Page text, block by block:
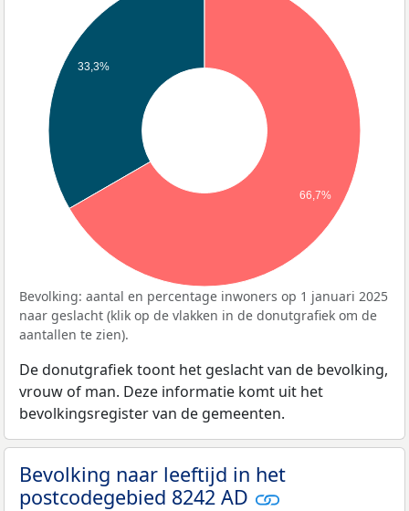
33,3%
66,7%
Bevolking: aantal en percentage inwoners op 1 januari 2025
naar geslacht (klik op de vlakken in de donutgrafiek om de
aantallen te zien).
De donutgrafiek toont het geslacht van de bevolking,
vrouw of man. Deze informatie komt uit het
bevolkingsregister van de gemeenten.
Bevolking naar leeftijd in het
postcodegebied 8242 AD